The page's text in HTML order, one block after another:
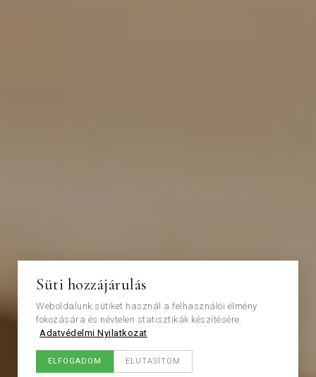
Süti hozzájárulás
Weboldalunk sütiket használ a felhasználói élmény
fokozására és névtelen statisztikák készítésére.
Adatvédelmi Nyilatkozat
ELFOGADOM ELUTASÍTOM